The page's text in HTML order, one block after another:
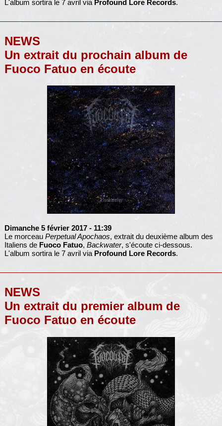
L'album sortira le 7 avril via Profound Lore Records.
NEWS
Un extrait du prochain album de
Fuoco Fatuo en écoute
Dimanche 5 février 2017 - 11:39
Le morceau Perpetual Apochaos, extrait du deuxième album des
Italiens de Fuoco Fatuo, Backwater, s'écoute ci-dessous.
L'album sortira le 7 avril via Profound Lore Records.
NEWS
Un extrait du premier album de
Fuoco Fatuo en écoute